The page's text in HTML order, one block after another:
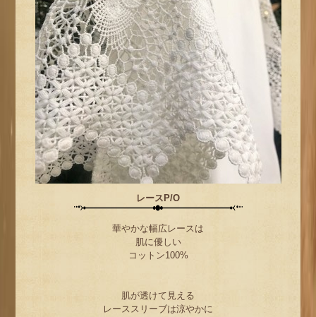
レースP/O
華やかな幅広レースは
肌に優しい
コットン100%
肌が透けて見える
レーススリーブは涼やかに